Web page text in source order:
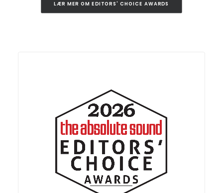
LÆR MER OM EDITORS' CHOICE AWARDS